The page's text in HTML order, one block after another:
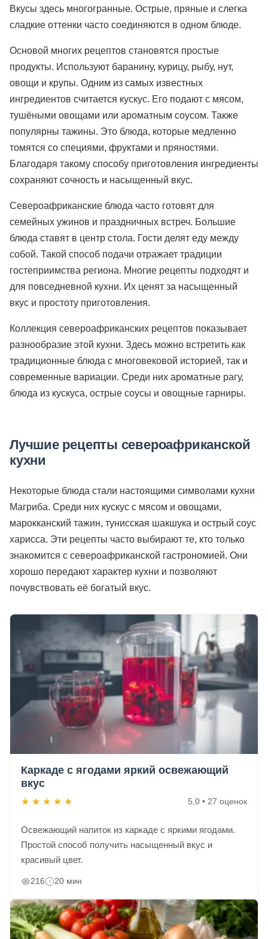
Вкусы здесь многогранные. Острые, пряные и слегка
сладкие оттенки часто соединяются в одном блюде.
Основой многих рецептов становятся простые
продукты. Используют баранину, курицу, рыбу, нут,
овощи и крупы. Одним из самых известных
ингредиентов считается кускус. Его подают с мясом,
тушёными овощами или ароматным соусом. Также
популярны тажины. Это блюда, которые медленно
томятся со специями, фруктами и пряностями.
Благодаря такому способу приготовления ингредиенты
сохраняют сочность и насыщенный вкус.
Североафриканские блюда часто готовят для
семейных ужинов и праздничных встреч. Большие
блюда ставят в центр стола. Гости делят еду между
собой. Такой способ подачи отражает традиции
гостеприимства региона. Многие рецепты подходят и
для повседневной кухни. Их ценят за насыщенный
вкус и простоту приготовления.
Коллекция североафриканских рецептов показывает
разнообразие этой кухни. Здесь можно встретить как
традиционные блюда с многовековой историей, так и
современные вариации. Среди них ароматные рагу,
блюда из кускуса, острые соусы и овощные гарниры.
Лучшие рецепты североафриканской
кухни
Некоторые блюда стали настоящими символами кухни
Магриба. Среди них кускус с мясом и овощами,
марокканский тажин, тунисская шакшука и острый соус
харисса. Эти рецепты часто выбирают те, кто только
знакомится с североафриканской гастрономией. Они
хорошо передают характер кухни и позволяют
почувствовать её богатый вкус.
Каркаде с ягодами яркий освежающий
вкус
★ ★ ★ ★ ★ 5,0 • 27 оценок
Освежающий напиток из каркаде с яркими ягодами.
Простой способ получить насыщенный вкус и
красивый цвет.
216 20 мин